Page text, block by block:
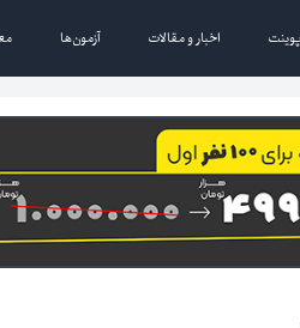
اخبار و مقالات آزمون‌ها